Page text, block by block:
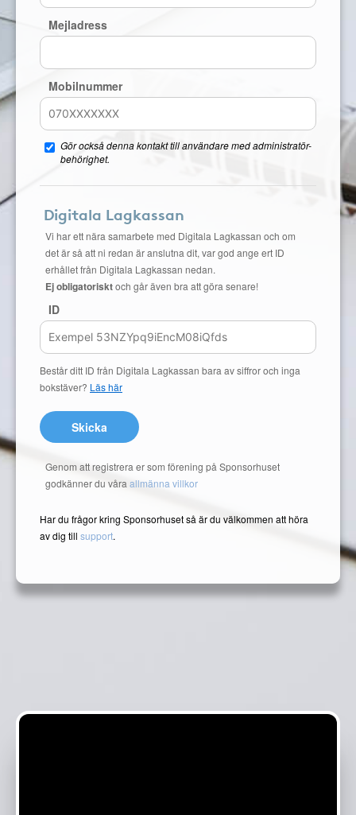
Mejladress
Mobilnummer
Gör också denna kontakt till användare med administratör-
behörighet.
Digitala Lagkassan
Vi har ett nära samarbete med Digitala Lagkassan och om
det är så att ni redan är anslutna dit, var god ange ert ID
erhållet från Digitala Lagkassan nedan.
Ej obligatorisktoch går även bra att göra senare!
ID
Består ditt ID från Digitala Lagkassan bara av siffror och inga
bokstäver? Läs här
Skicka
Genom att registrera er som förening på Sponsorhuset
godkänner du våra allmänna villkor
Har du frågor kring Sponsorhuset så är du välkommen att höra
av dig till support.